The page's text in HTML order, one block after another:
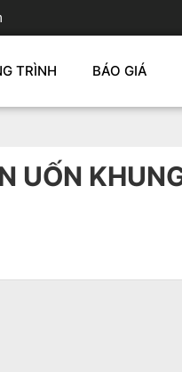
TRÌNH BÁO GIÁ
UỐN